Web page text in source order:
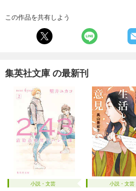
この作品を共有しよう
集英社文庫 の最新刊
小説・文芸 小説・文芸